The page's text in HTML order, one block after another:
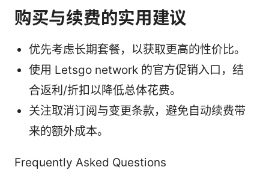
购买与续费的实用建议
优先考虑长期套餐，以获取更高的性价比。
使用 Letsgo network 的官方促销入口，结
合返利/折扣以降低总体花费。
关注取消订阅与变更条款，避免自动续费带
来的额外成本。
Frequently Asked Questions